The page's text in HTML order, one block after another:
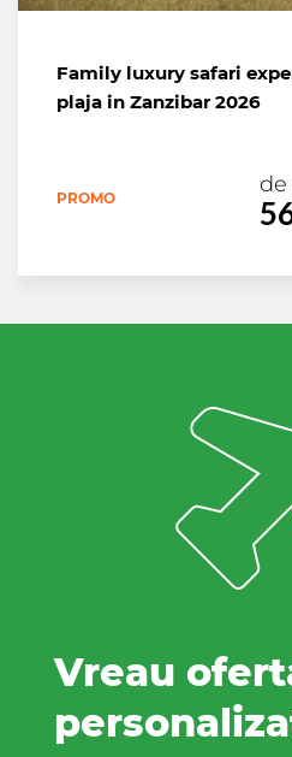
Family luxury safari
plaja in Zanzibar 2026
PROMO
de
Vreau